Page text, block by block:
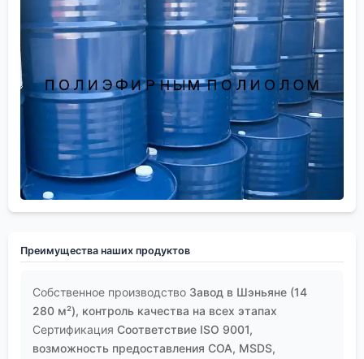
Преимущества наших продуктов
Собственное производство Завод в Шэньяне (14
280 м²), контроль качества на всех этапах
Сертификация Соответствие ISO 9001,
возможность предоставления COA, MSDS,